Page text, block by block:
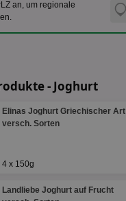
an, um regionale
- Joghurt
Elinas Joghurt Griechischer Art
versch. Sorten
4 x 150g
Landliebe Joghurt auf Frucht